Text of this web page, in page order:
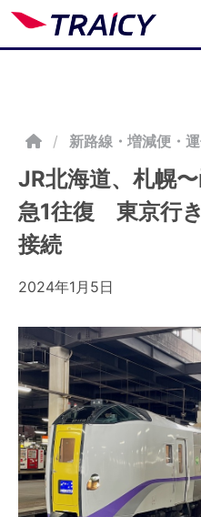
/ 新路線・増減便・
JR北海道、札幌
急1往復 東京行
接続
2024年1月5日